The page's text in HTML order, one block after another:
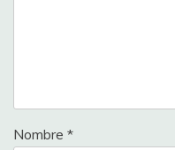
Nombre *